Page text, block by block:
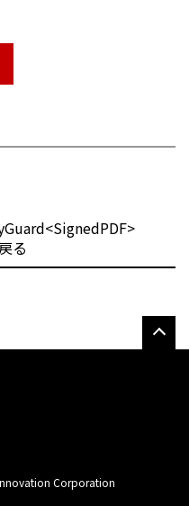
る
Corporation